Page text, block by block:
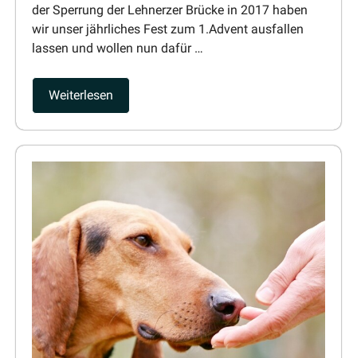
der Sperrung der Lehnerzer Brücke in 2017 haben
wir unser jährliches Fest zum 1.Advent ausfallen
lassen und wollen nun dafür …
Weiter­lesen